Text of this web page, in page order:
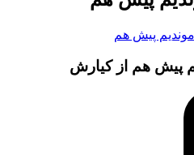
پیش هم از کیارش